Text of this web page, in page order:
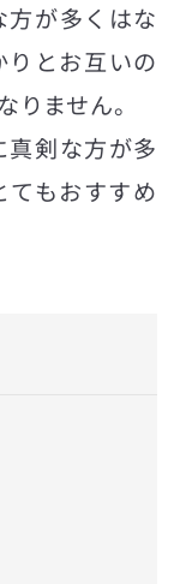
が多くはな
とお互いの
りません。
剣な方が多
てもおすすめ